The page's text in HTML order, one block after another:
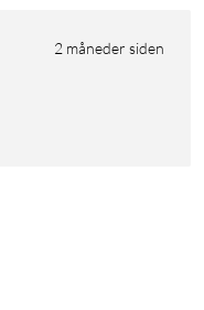
2 måneder siden